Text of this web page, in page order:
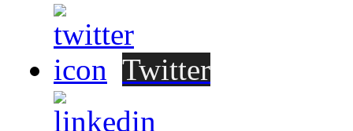
Twitter